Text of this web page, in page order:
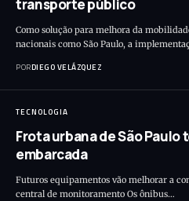
transporte público
Como solução para melhora da
nacionais como São Paulo, a
PORDIEGO VELÁZQUEZ
TECNOLOGIA
Frota urbana de São
embarcada
Futuros equipamentos vão melhorar a
central de monitoramento Os ônibus…